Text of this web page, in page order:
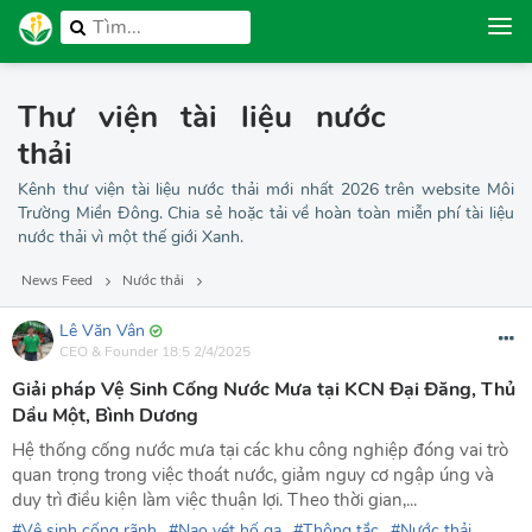
Thư viện tài liệu nước
thải
Kênh thư viện tài liệu nước thải mới nhất 2026 trên website Môi
Trường Miền Đông. Chia sẻ hoặc tải về hoàn toàn miễn phí tài liệu
nước thải vì một thế giới Xanh.
News Feed Nước thải
Lê Văn Vân
CEO & Founder 18:5 2/4/2025
Giải pháp Vệ Sinh Cống Nước Mưa tại KCN Đại Đăng, Thủ
Dầu Một, Bình Dương
Hệ thống cống nước mưa tại các khu công nghiệp đóng vai trò
quan trọng trong việc thoát nước, giảm nguy cơ ngập úng và
duy trì điều kiện làm việc thuận lợi. Theo thời gian,...